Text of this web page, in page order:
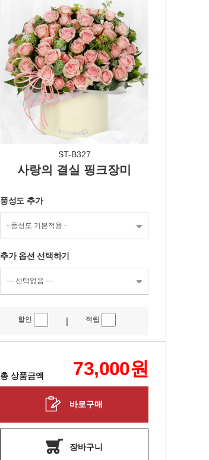
ST-B327
사랑의 결실 핑크장미
풍성도 추가
추가 옵션 선택하기
할인 | 적립
총 상품금액 73,000원
바로구매
장바구니